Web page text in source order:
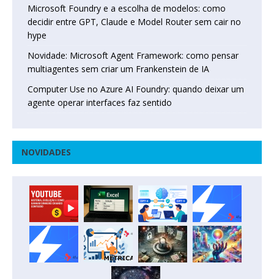
Microsoft Foundry e a escolha de modelos: como
decidir entre GPT, Claude e Model Router sem cair no
hype
Novidade: Microsoft Agent Framework: como pensar
multiagentes sem criar um Frankenstein de IA
Computer Use no Azure AI Foundry: quando deixar um
agente operar interfaces faz sentido
NOVIDADES